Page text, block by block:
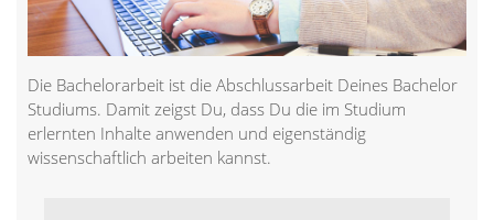
Die Bachelorarbeit ist die Abschlussarbeit Deines Bachelor
Studiums. Damit zeigst Du, dass Du die im Studium
erlernten Inhalte anwenden und eigenständig
wissenschaftlich arbeiten kannst.